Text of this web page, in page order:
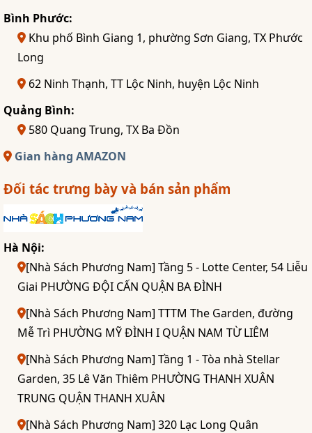
Bình Phước:
Khu phố Bình Giang 1, phường Sơn Giang, TX Phước
Long
62 Ninh Thạnh, TT Lộc Ninh, huyện Lộc Ninh
Quảng Bình:
580 Quang Trung, TX Ba Đồn
Gian hàng AMAZON
Đối tác trưng bày và bán sản phẩm
Hà Nội:
[Nhà Sách Phương Nam] Tầng 5 - Lotte Center, 54 Liễu
Giai PHƯỜNG ĐỘI CẤN QUẬN BA ĐÌNH
[Nhà Sách Phương Nam] TTTM The Garden, đường
Mễ Trì PHƯỜNG MỸ ĐÌNH I QUẬN NAM TỪ LIÊM
[Nhà Sách Phương Nam] Tầng 1 - Tòa nhà Stellar
Garden, 35 Lê Văn Thiêm PHƯỜNG THANH XUÂN
TRUNG QUẬN THANH XUÂN
[Nhà Sách Phương Nam] 320 Lạc Long Quân